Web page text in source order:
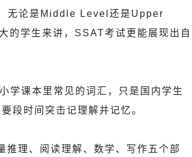
无论是Middle Level还是Upper
的学生来讲，SSAT考试更能展现出自
学课本里常见的词汇，只是国内学生
段时间突击记理解并记忆。
理、阅读理解、数学、写作五个部